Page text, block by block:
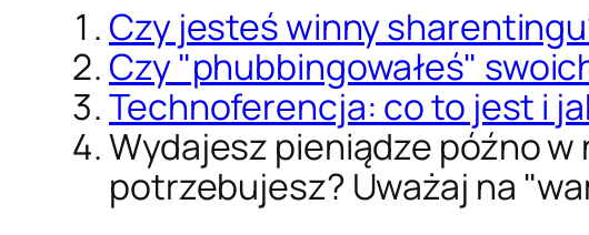
Czy jesteś winny
Czy "phubbingowałeś"
Technoferencja: co to jest i
Wydajesz pieniądze późno
potrzebujesz? Uważaj na